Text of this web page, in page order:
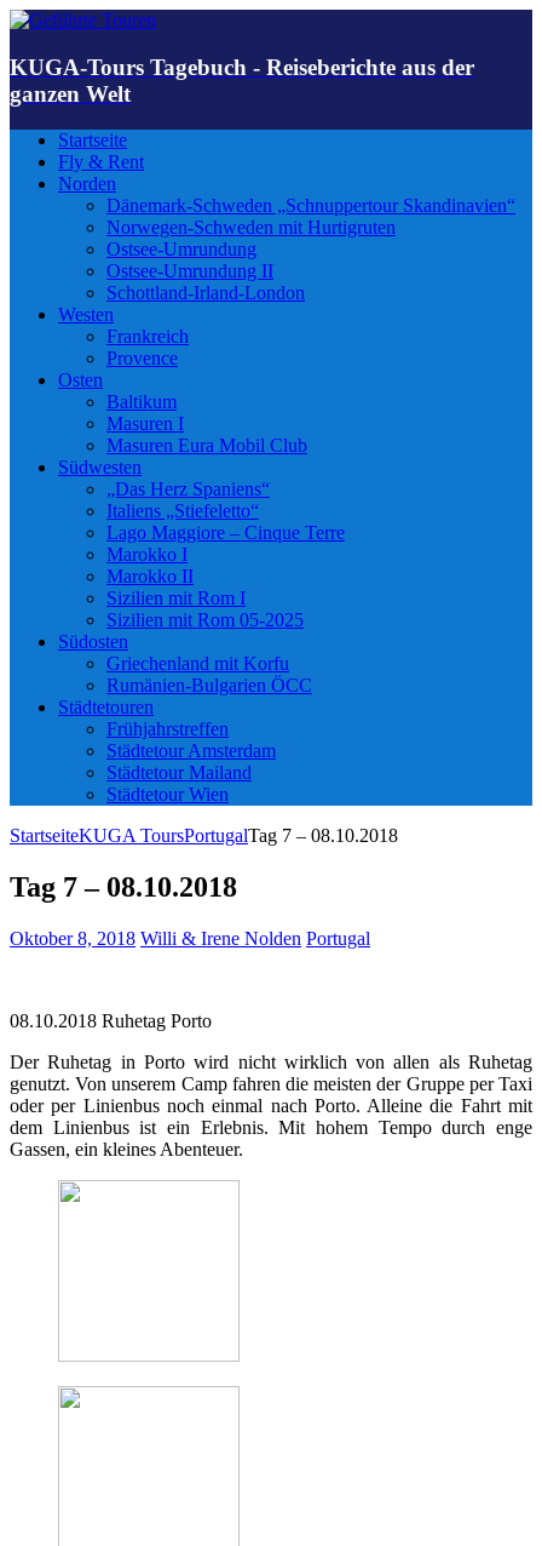
KUGA-Tours Tagebuch - Reiseberichte aus der
ganzen Welt
Startseite
Fly & Rent
Norden
Dänemark-Schweden „Schnuppertour Skandinavien“
Norwegen-Schweden mit Hurtigruten
Ostsee-Umrundung
Ostsee-Umrundung II
Schottland-Irland-London
Westen
Frankreich
Provence
Osten
Baltikum
Masuren I
Masuren Eura Mobil Club
Südwesten
„Das Herz Spaniens“
Italiens „Stiefeletto“
Lago Maggiore – Cinque Terre
Marokko I
Marokko II
Sizilien mit Rom I
Sizilien mit Rom 05-2025
Südosten
Griechenland mit Korfu
Rumänien-Bulgarien ÖCC
Städtetouren
Frühjahrstreffen
Städtetour Amsterdam
Städtetour Mailand
Städtetour Wien
StartseiteKUGA ToursPortugalTag 7 – 08.10.2018
Tag 7 – 08.10.2018
Oktober 8, 2018 Willi & Irene Nolden Portugal
08.10.2018 Ruhetag Porto
Der Ruhetag in Porto wird nicht wirklich von allen als Ruhetag
genutzt. Von unserem Camp fahren die meisten der Gruppe per Taxi
oder per Linienbus noch einmal nach Porto. Alleine die Fahrt mit
dem Linienbus ist ein Erlebnis. Mit hohem Tempo durch enge
Gassen, ein kleines Abenteuer.